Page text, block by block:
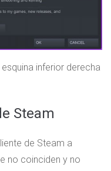
inferior derecha
Steam
de Steam a
no coinciden y no